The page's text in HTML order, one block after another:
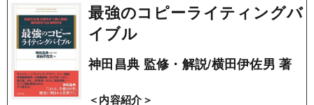
最強のコピーライティングバ
イブル
神田昌典 監修・解説/横田伊佐男 著
＜内容紹介＞